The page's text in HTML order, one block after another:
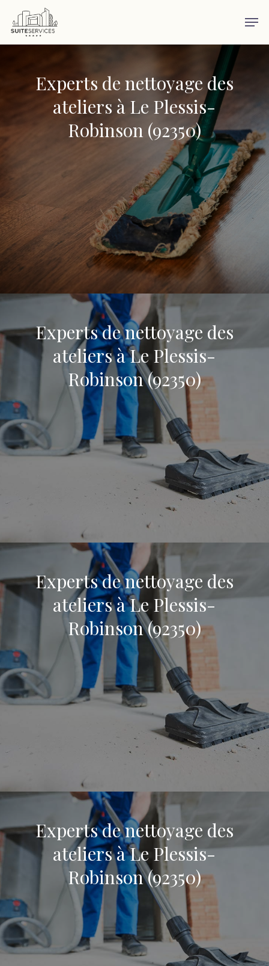
Skip
main
Experts de nettoyage des
ateliers à Le Plessis-
Robinson (92350)
Experts de nettoyage des
ateliers à Le Plessis-
Robinson (92350)
Experts de nettoyage des
ateliers à Le Plessis-
Robinson (92350)
Experts de nettoyage des
ateliers à Le Plessis-
Robinson (92350)